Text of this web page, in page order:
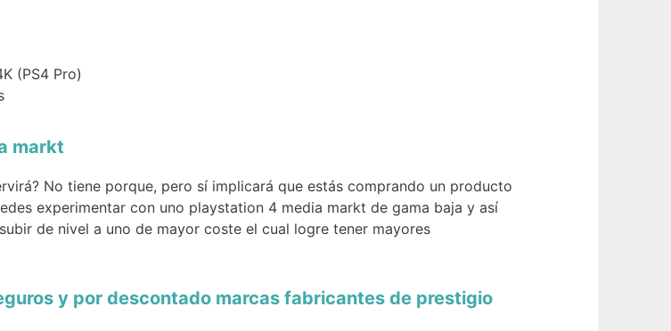
(PS4 Pro)
markt
No tiene porque, pero sí implicará que estás comprando un producto
experimentar con uno playstation 4 media markt de gama baja y así
de nivel a uno de mayor coste el cual logre tener mayores
y por descontado marcas fabricantes de prestigio